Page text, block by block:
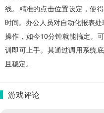
线。精准的点击位置设定，使
时间。办公人员对自动化报表
操作，如今10分钟就能搞定。
训即可上手。其通过调用系统
且稳定。
游戏评论